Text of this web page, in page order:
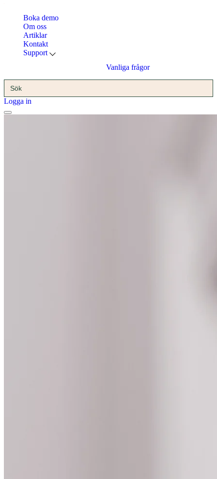
Boka demo
Om oss
Artiklar
Kontakt
Support
Vanliga frågor
Sök
efter:
Logga in